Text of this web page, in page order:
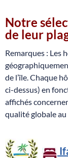
Notre
de leur
Remarques : Les
de l’île. Chaque
ci-dessus) en
affichés
qualité globale